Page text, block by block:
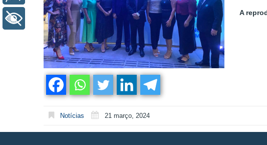
A
Notícias 21 março, 2024
+ Acessibilidade